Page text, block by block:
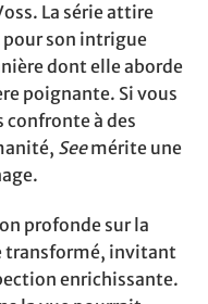
La série attire
son intrigue
dont elle aborde
poignante. Si vous
confronte à des
Seemérite une
profonde sur la
transformé, invitant
enrichissante.